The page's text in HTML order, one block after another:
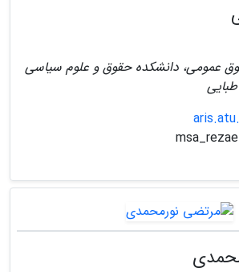
عمومی، دانشکده حقوق و علوم سیاسی